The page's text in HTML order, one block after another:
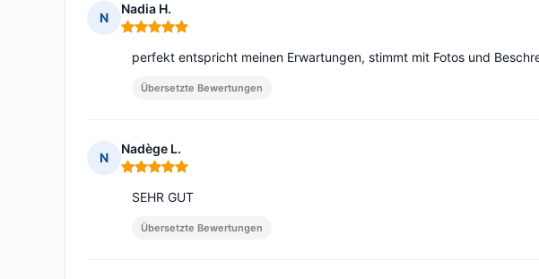
N
Nadia H.
Hinweis: 5 von 5
perfekt entspricht meinen Erwartungen, stimmt mit Fotos und
Übersetzte Bewertungen
N
Nadège L.
Hinweis: 5 von 5
SEHR GUT
Übersetzte Bewertungen